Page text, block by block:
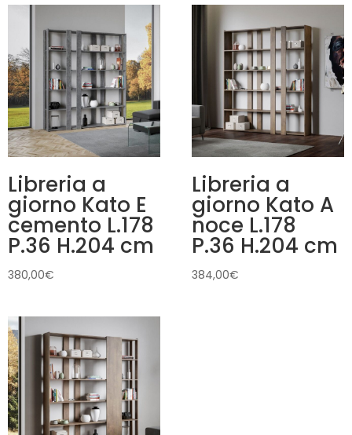
Libreria a
giorno Kato E
cemento L.178
P.36 H.204 cm
380,00€
Libreria a
giorno Kato A
noce L.178
P.36 H.204 cm
384,00€